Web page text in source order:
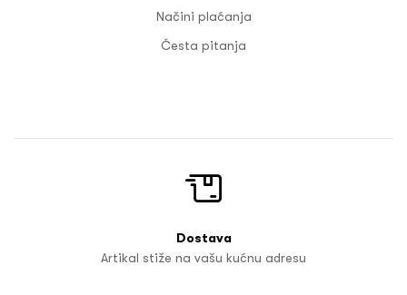
Načini plaćanja
Česta pitanja
Dostava
Artikal stiže na vašu kućnu adresu